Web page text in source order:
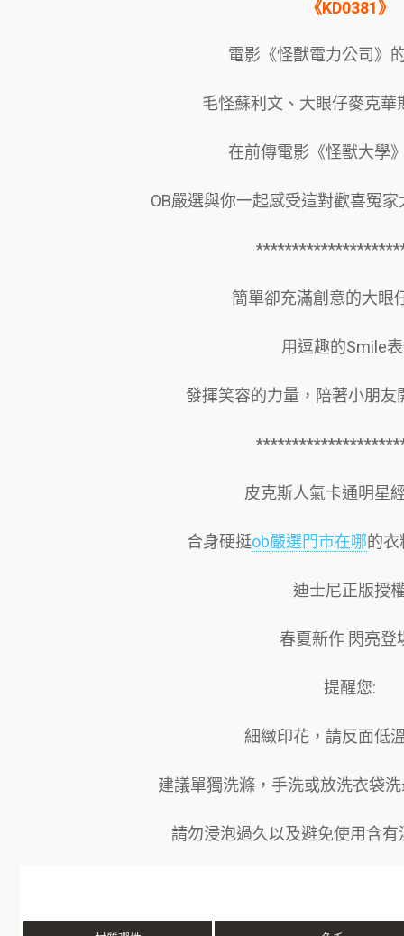
《KD0381》
電影《怪獸電力公司》
毛怪蘇利文、大眼仔麥克華
在前傳電影《怪獸大學
OB嚴選與你一起感受這對歡喜冤
簡單卻充滿創意的大眼
用逗趣的Smile
發揮笑容的力量，陪著小朋友
皮克斯人氣卡通明星
合身硬挺ob嚴選門市在哪的衣
迪士尼正版授
春夏新作 閃亮登
提醒您:
細緻印花，請反面低
建議單獨洗滌，手洗或放洗衣袋
請勿浸泡過久以及避免使用含